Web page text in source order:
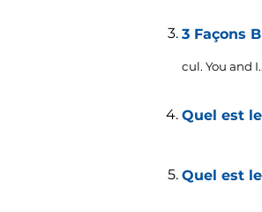
3 Façons
cul. You and I..
Quel est
Quel est